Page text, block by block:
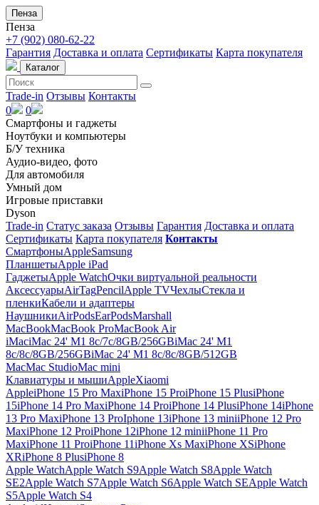
Пенза
Пенза
+7 (902) 080-62-22
Гарантия Доставка и оплата Сертификаты Карта покупателя
Каталог
Trade-in Отзывы Контакты
0
0
Смартфоны и гаджеты
Ноутбуки и компьютеры
Б/У техника
Аудио-видео, фото
Для автомобиля
Умный дом
Игровые приставки
Dyson
Trade-in Статус заказа Отзывы Гарантия Доставка и оплата
Сертификаты Карта покупателя Контакты
СмартфоныAppleSamsung
ПланшетыApple iPad
ГаджетыApple WatchОчки виртуальной реальности
АксессуарыAirTagPencilApple TVЧехлыСтекла и
пленкиКабели и адаптеры
НаушникиAirPodsEarPodsMarshall
MacBookMacBook ProMacBook Air
iMaciMac 24' M1 8c/7c/8GB/256GBiMac 24' M1
8c/8c/8GB/256GBiMac 24' M1 8c/8c/8GB/512GB
MacMac StudioMac mini
Клавиатуры и мышиAppleXiaomi
AppleiPhone 15 Pro MaxiPhone 15 ProiPhone 15 PlusiPhone
15iPhone 14 Pro MaxiPhone 14 ProiPhone 14 PlusiPhone 14iPhone
13 Pro MaxiPhone 13 ProIphone 13iPhone 13 miniiPhone 12 Pro
MaxiPhone 12 ProiPhone 12iPhone 12 miniiPhone 11 Pro
MaxiPhone 11 ProiPhone 11iPhone Xs MaxiPhone XSiPhone
XRiPhone 8 PlusiPhone 8
Apple WatchApple Watch S9Apple Watch S8Apple Watch
SE2Apple Watch S7Apple Watch S6Apple Watch SEApple Watch
S5Apple Watch S4